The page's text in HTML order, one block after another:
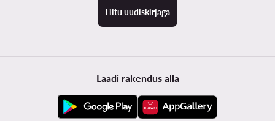
Liitu uudiskirjaga
Laadi rakendus alla